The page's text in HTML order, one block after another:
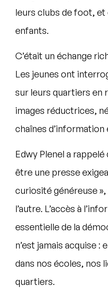
leurs clubs de foot,
enfants.
C’était un échange
Les jeunes ont
sur leurs quartiers en
images réductrices,
chaînes d’information
Edwy Plenel a
être une presse
curiosité généreuse »,
l’autre. L’accès à
essentielle de la
n’est jamais acquise
dans nos écoles, nos
quartiers.